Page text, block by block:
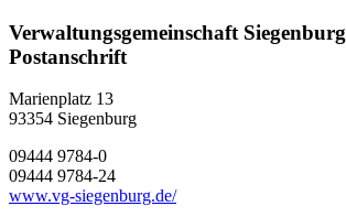
Verwaltungsgemeinschaft Siegenburg
Postanschrift
Marienplatz 13
93354 Siegenburg
09444 9784-0
09444 9784-24
www.vg-siegenburg.de/